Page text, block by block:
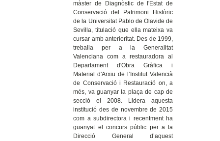
màster de Diagnòstic de l'Estat de
Conservació del Patrimoni Històric
de la Universitat Pablo de Olavide de
Sevilla, titulació que ella mateixa va
cursar amb anterioritat. Des de 1999,
treballa per a la Generalitat
Valenciana com a restauradora al
Departament d'Obra Gràfica i
Material d'Arxiu de l’Institut Valencià
de Conservació i Restauració on, a
més, va guanyar la plaça de cap de
secció el 2008. Lidera aquesta
institució des de novembre de 2015
com a subdirectora i recentment ha
guanyat el concurs públic per a la
Direcció General d’aquest